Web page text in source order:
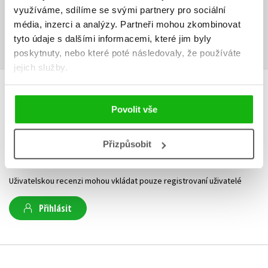
využíváme, sdílíme se svými partnery pro sociální
média, inzerci a analýzy. Partneři mohou zkombinovat
tyto údaje s dalšími informacemi, které jim byly
poskytnuty, nebo které poté následovaly, že používáte
jejich služby.
Povolit vše
Přizpůsobit
ZIP Příloha.ZIP PDF Ukázka.pdf
HODNOCENÍ ČTENÁŘŮ
V současné době nejsou vytvořena žádná uživatelská hodnocení.
Vaše hodnocení
Uživatelskou recenzi mohou vkládat pouze registrovaní uživatelé
Přihlásit